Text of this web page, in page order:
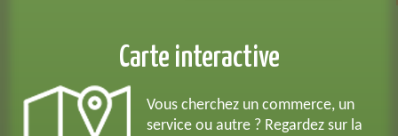
Carte interactive
Vous cherchez un commerce, un
service ou autre ? Regardez sur la